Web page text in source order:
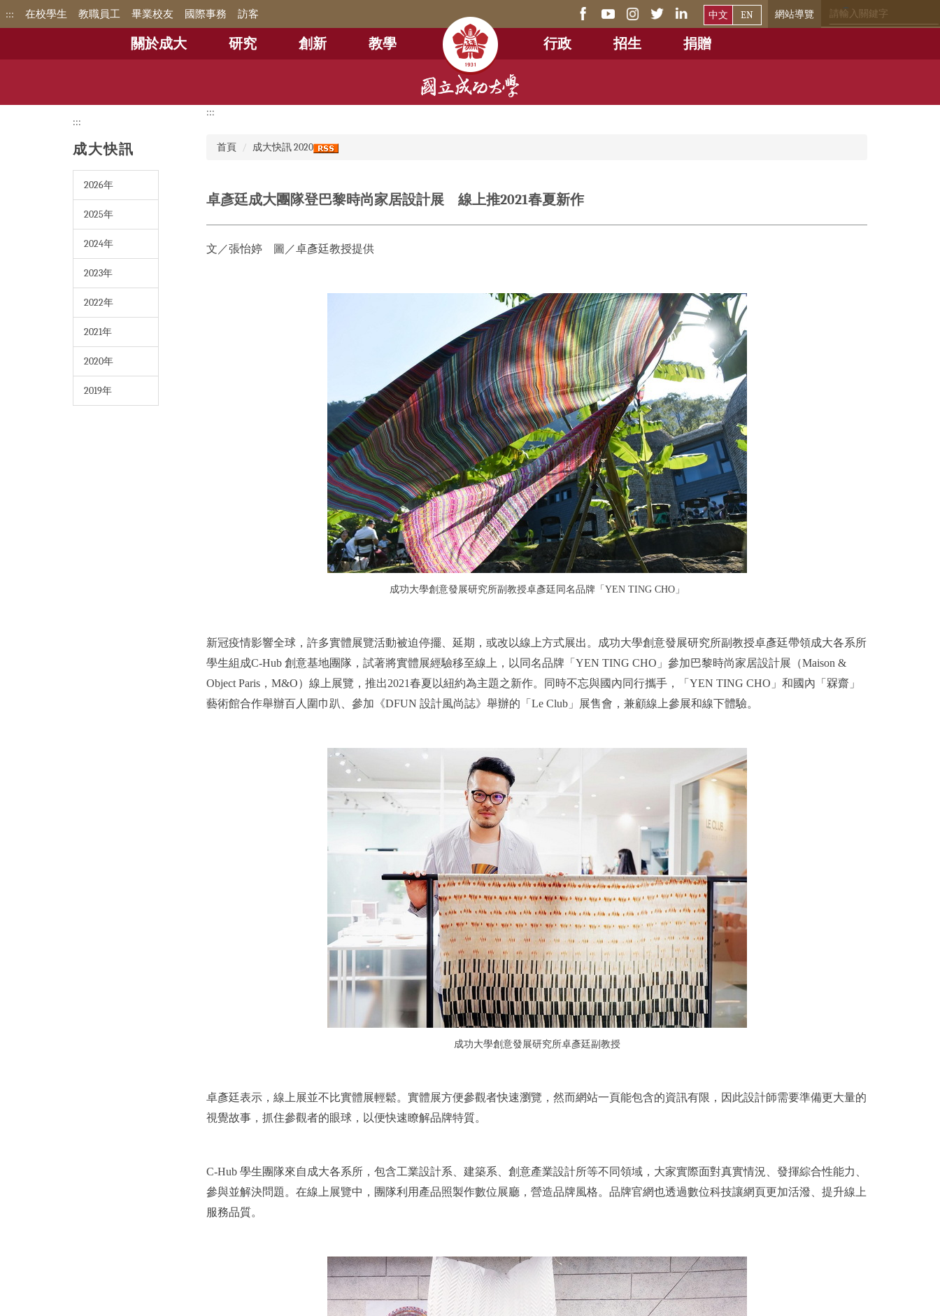
跳
::: 在校學生 教職員工 畢業校友 國際事務 訪客 網站導覽
關於成大 研究 創新 教學 行政 招生 捐贈
中文 EN
:::
成大快訊
2026年
2025年
2024年
2023年
2022年
2021年
2020年
2019年
:::
首頁 成大快訊 2020
卓彥廷成大團隊登巴黎時尚家居設計展 線上推2021春夏新作
文／張怡婷 圖／卓彥廷教授提供
成功大學創意發展研究所副教授卓彥廷 同名品牌「YEN TING CHO」
新冠疫情影響全球，許多實體展覽活動被迫停擺、延期，或改以線上方式展出。成功大學創意發展研究所副教授卓彥廷帶領成大各系所
學生組成C-Hub 創意基地團隊，試著將實體展經驗移至線上，以同名品牌「YEN TING CHO」參加巴黎時尚家居設計展（Maison &
Object Paris，M&O）線上展覽，推出2021春夏以紐約為主題之新作。同時不忘與國內同行攜手，「YEN TING CHO」和國內「槑齋」
藝術館合作舉辦百人圍巾趴、參加《DFUN 設計風尚誌》舉辦的「Le Club」展售會，兼顧線上參展和線下體驗。
成功大學創意發展研究所卓彥廷副教授
卓彥廷表示，線上展並不比實體展輕鬆。實體展方便參觀者快速瀏覽，然而網站一頁能包含的資訊有限，因此設計師需要準備更大量的
視覺故事，抓住參觀者的眼球，以便快速瞭解品牌特質。
C-Hub學生團隊來自成大各系所，包含工業設計系、建築系、創意產業設計所等不同領域，大家實際面對真實情況、發揮綜合性能力、
參與並解決問題。在線上展覽中，團隊利用產品照製作數位展廳，營造品牌風格。品牌官網也透過數位科技讓網頁更加活潑、提升線上
服務品質。